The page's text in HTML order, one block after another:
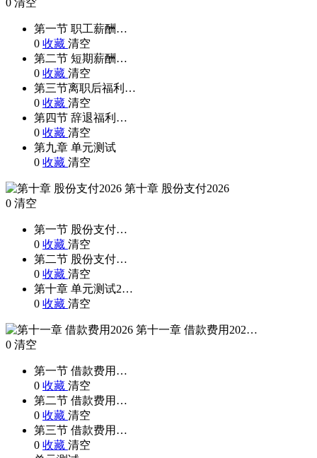
第一节 职工薪酬…
0 收藏 清空
第二节 短期薪酬…
0 收藏 清空
第三节离职后福利…
0 收藏 清空
第四节 辞退福利…
0 收藏 清空
第九章 单元测试
0 收藏 清空
第十章 股份支付2026
0 清空
第一节 股份支付…
0 收藏 清空
第二节 股份支付…
0 收藏 清空
第十章 单元测试2…
0 收藏 清空
第十一章 借款费用202…
0 清空
第一节 借款费用…
0 收藏 清空
第二节 借款费用…
0 收藏 清空
第三节 借款费用…
0 收藏 清空